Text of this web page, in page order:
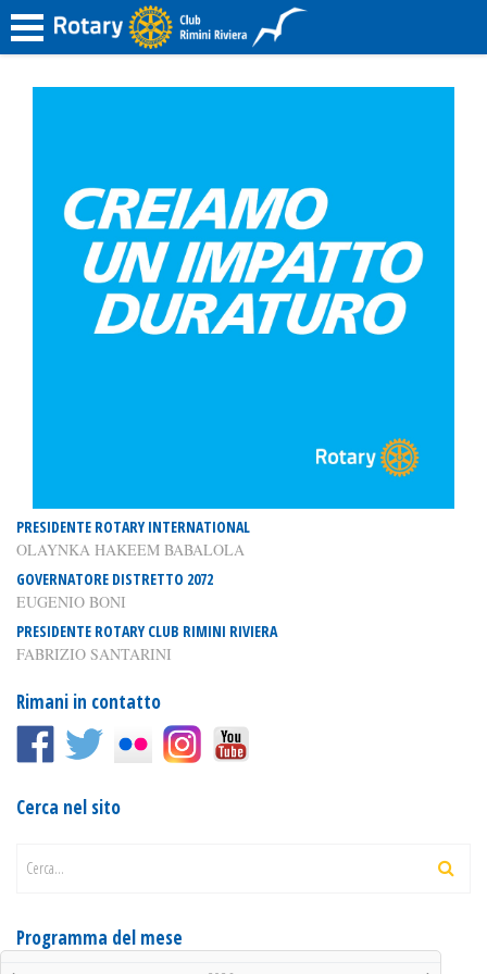
PRESIDENTE ROTARY INTERNATIONAL
OLAYNKA HAKEEM BABALOLA
GOVERNATORE DISTRETTO 2072
EUGENIO BONI
PRESIDENTE ROTARY CLUB RIMINI RIVIERA
FABRIZIO SANTARINI
Rimani in contatto
Cerca nel sito
Cerca...
Programma del mese